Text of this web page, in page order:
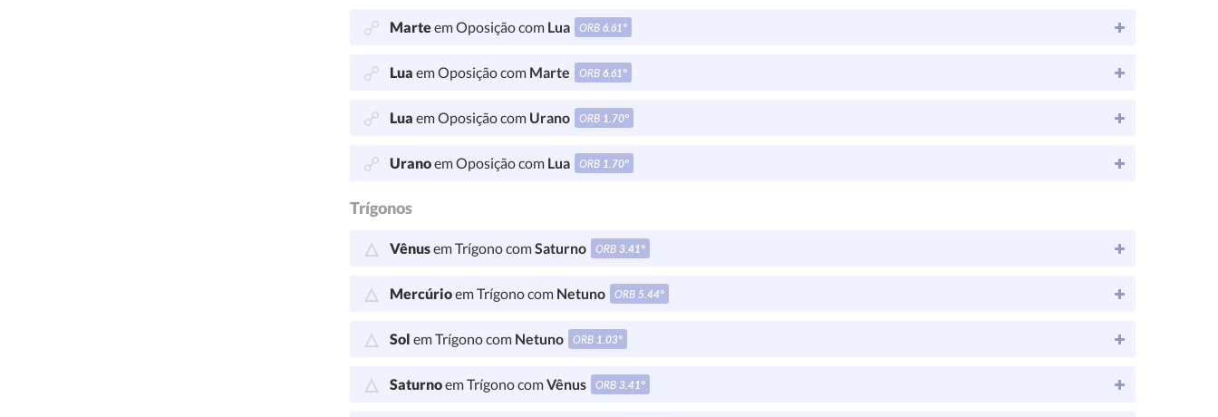
Marteem Oposição com Lua ORB6.61°
Lua em Oposição com Marte ORB6.61°
Lua em Oposição com Urano ORB 1.70°
Uranoem Oposição com Lua ORB 1.70°
Trígonos
Vênusem Trígono comSaturno ORB3.41°
Mercúrioem Trígono com Netuno ORB 5.44°
Sol em Trígono com Netuno ORB 1.03°
Saturnoem Trígono comVênus ORB3.41°